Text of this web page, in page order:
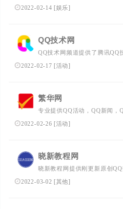
打造为一个最全QQ技术网
提供刚更新QQ活动,QQ技巧
2022-02-14 [娱乐]
QQ技术网
QQ技术网频道提供了腾讯QQ
务图标点亮,QQ微信使用教程
2022-02-17 [活动]
繁华网
专业提供QQ活动，QQ新闻，
日常信息，让我们的Q生活更加
2022-02-26 [活动]
晓新教程网
晓新教程网提供刚更新原创
更新活动,电脑技巧,qq图标点
2022-03-02 [其他]